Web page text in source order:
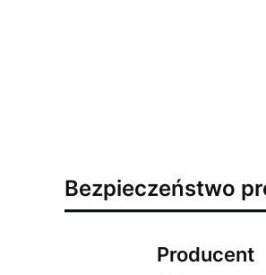
Bezpieczeństwo
Producent